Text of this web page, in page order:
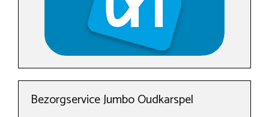
Bezorgservice Jumbo Oudkarspel